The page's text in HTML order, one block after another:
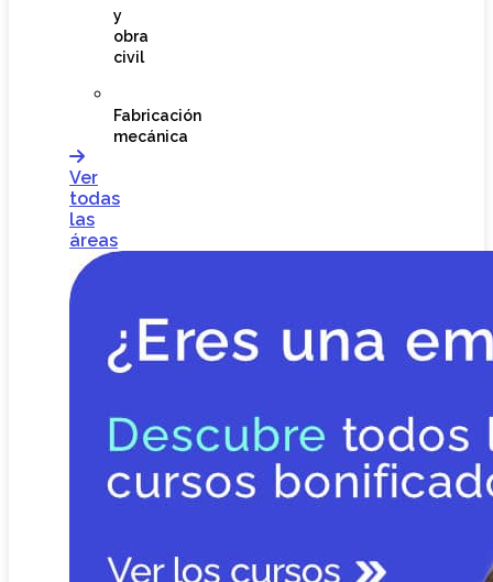
y
obra
civil
Fabricación
mecánica
Ver
todas
las
áreas